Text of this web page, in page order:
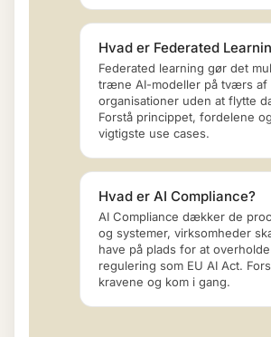
Hvad er Federated
Federated learning gør det
træne AI-modeller på tværs af
organisationer uden at flytte
Forstå princippet, fordelene
vigtigste use cases.
Hvad er AI Compliance?
AI Compliance dækker de
og systemer, virksomheder
have på plads for at
regulering som EU AI Act.
kravene og kom i gang.